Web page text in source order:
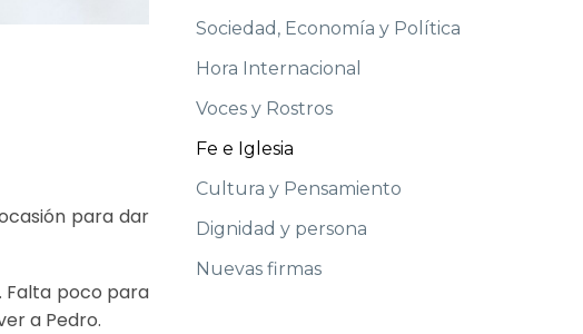
para dar
Falta poco para
a Pedro.
Sociedad, Economía y Política
Hora Internacional
Voces y Rostros
Fe e Iglesia
Cultura y Pensamiento
Dignidad y persona
Nuevas firmas